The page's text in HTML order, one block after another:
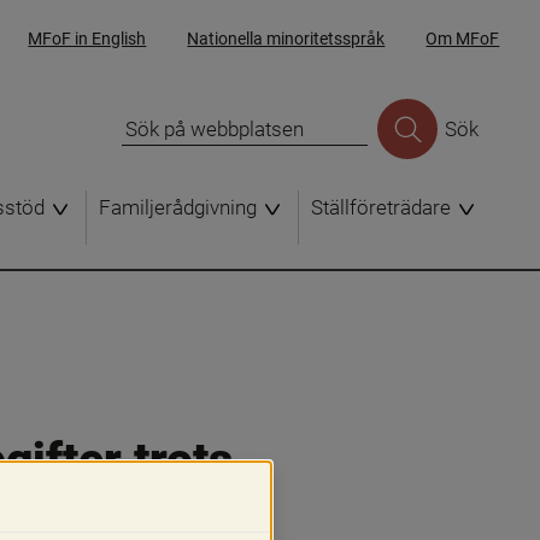
MFoF in English Nationella minoritetsspråk Om MFoF
Sök
Familjerådgivning Ställföreträdare
trots